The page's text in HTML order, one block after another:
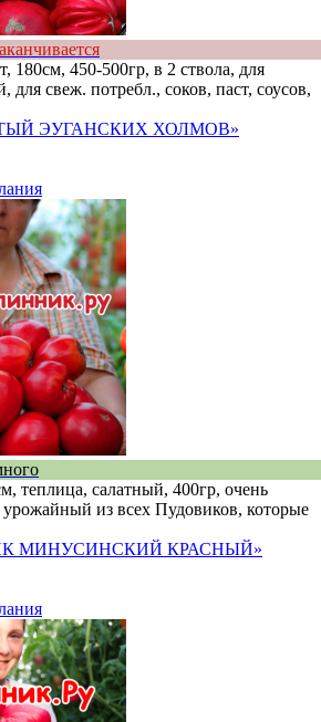
180см, 450-500гр, в 2 ствола, для
для свеж. потребл., соков, паст, соусов,
ЭУГАНСКИХ ХОЛМОВ»
теплица, салатный, 400гр, очень
из всех Пудовиков, которые
МИНУСИНСКИЙ КРАСНЫЙ»